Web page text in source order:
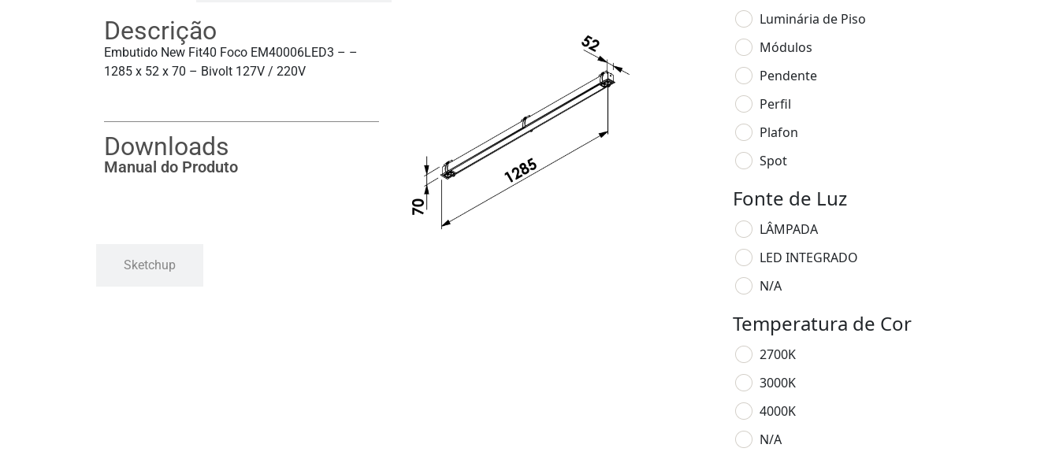
Descrição
Embutido New Fit40 Foco EM40006LED3 – –
1285 x 52 x 70 – Bivolt 127V / 220V
Downloads
Manual do Produto
Sketchup
Luminária de Piso
Módulos
Pendente
Perfil
Plafon
Spot
Fonte de Luz
LÂMPADA
LED INTEGRADO
N/A
Temperatura de Cor
2700K
3000K
4000K
N/A